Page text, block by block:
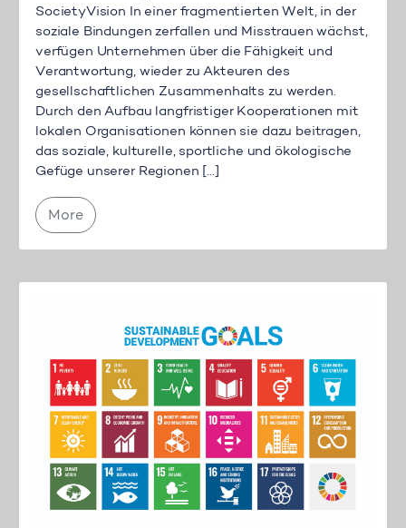
SocietyVision In einer fragmentierten Welt, in der
soziale Bindungen zerfallen und Misstrauen wächst,
verfügen Unternehmen über die Fähigkeit und
Verantwortung, wieder zu Akteuren des
gesellschaftlichen Zusammenhalts zu werden.
Durch den Aufbau langfristiger Kooperationen mit
lokalen Organisationen können sie dazu beitragen,
das soziale, kulturelle, sportliche und ökologische
Gefüge unserer Regionen […]
More